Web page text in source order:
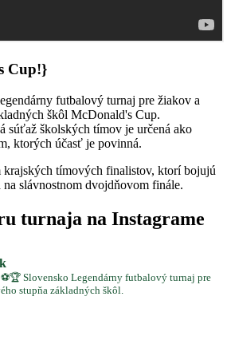
Cup!}
futbalový turnaj pre žiakov a
škôl McDonald's Cup.
súťaž školských tímov je určená ako
ktorých účasť je povinná.
krajských tímových finalistov, ktorí bojujú
slávnostnom dvojdňovom finále.
turnaja na Instagrame
Slovensko Legendárny futbalový turnaj pre
stupňa základných škôl.